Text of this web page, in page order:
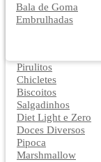
Bala de Goma
Embrulhadas
Pirulitos
Chicletes
Biscoitos
Salgadinhos
Diet Light e Zero
Doces Diversos
Pipoca
Marshmallow